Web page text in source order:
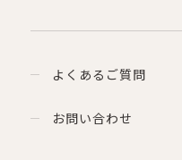
よくあるご質問
お問い合わせ